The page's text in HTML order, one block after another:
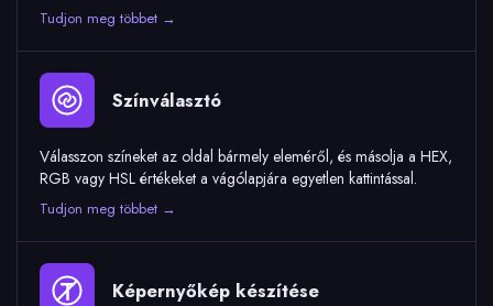
Tudjon meg többet →
Színválasztó
Válasszon színeket az oldal bármely eleméről, és másolja a HEX,
RGB vagy HSL értékeket a vágólapjára egyetlen kattintással.
Tudjon meg többet →
Képernyőkép készítése